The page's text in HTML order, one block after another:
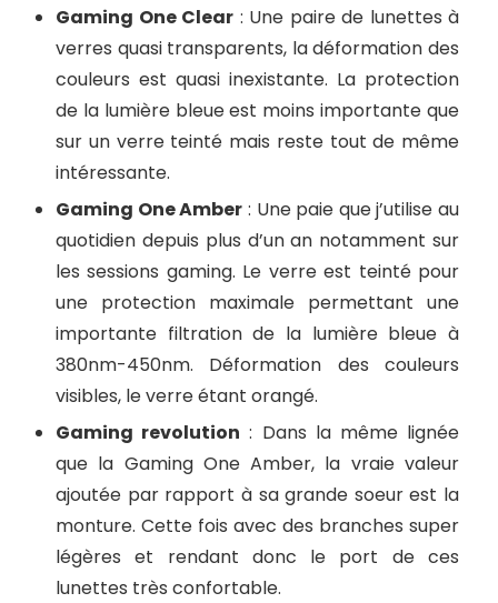
Gaming One Clear : Une paire de lunettes à
verres quasi transparents, la déformation des
couleurs est quasi inexistante. La protection
de la lumière bleue est moins importante que
sur un verre teinté mais reste tout de même
intéressante.
Gaming One Amber : Une paie que j’utilise au
quotidien depuis plus d’un an notamment sur
les sessions gaming. Le verre est teinté pour
une protection maximale permettant une
importante filtration de la lumière bleue à
380nm-450nm. Déformation des couleurs
visibles, le verre étant orangé.
Gaming revolution : Dans la même lignée
que la Gaming One Amber, la vraie valeur
ajoutée par rapport à sa grande soeur est la
monture. Cette fois avec des branches super
légères et rendant donc le port de ces
lunettes très confortable.